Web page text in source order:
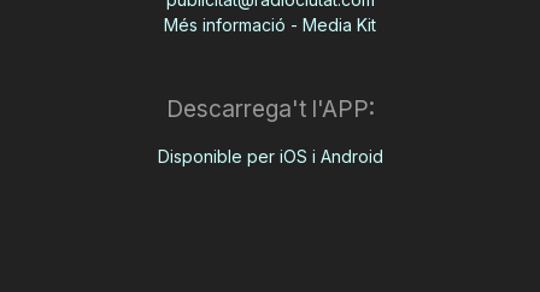
Més informació - Media Kit
Descarrega't l'APP:
Disponible per iOS i Android